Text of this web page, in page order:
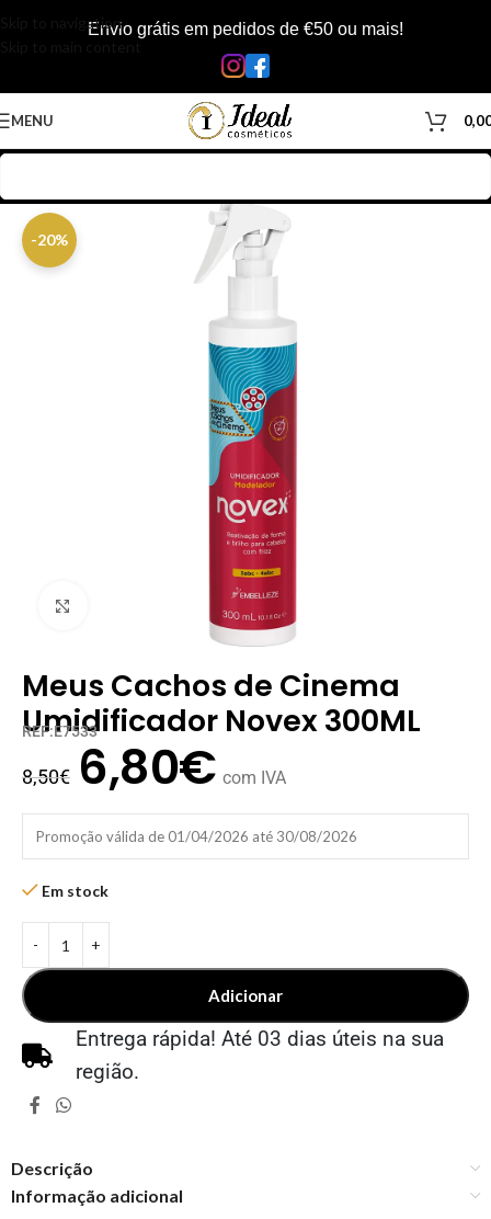
Skip to navigationEnvio grátis em pedidos de €50 ou mais!
MENU
-20%
Meus Cachos de Cinema
Umidificador Novex 300ML
REF:E7533
8,50€ 6,80€ com IVA
Promoção válida de 01/04/2026 até 30/08/2026
Em stock
Adicionar
Entrega rápida! Até 03 dias úteis na sua
região.
Descrição
Informação adicional